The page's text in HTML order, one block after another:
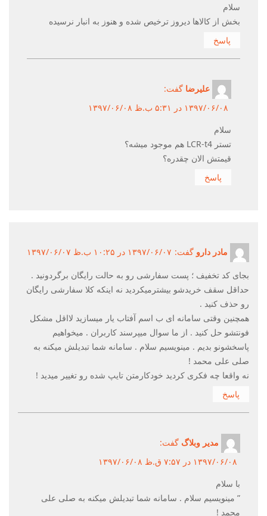
سلام
بخش از کالاها دیروز ترخیص شده و هنوز به انبار نرسیده
پاسخ
علیرضا گفت:
۱۳۹۷/۰۶/۰۸ در ۵:۳۱ ب.ظ ۱۳۹۷/۰۶/۰۸
سلام
تستر LCR-t4 هم موجود میشه؟
قیمتش الان چقدره؟
پاسخ
مادر دارو گفت: ۱۳۹۷/۰۶/۰۷ در ۱۰:۲۵ ب.ظ ۱۳۹۷/۰۶/۰۷
بجای کد تخفیف ؛ پست سفارشی رو به حالت رایگان برگردونید .
حداقل سقف خریدشو بیشتر‌میکردید نه اینکه کلا سفارشی رایگان
رو حذف کنید .
همچنین وقتی سامانه ای ب اسم آفتاب یار میسازید لااقل مشکل
فونتشو حل کنید . از ما سوال میپرسند کاربران . میخواهیم
پاسخشونو بدیم . مینویسیم سلام . سامانه شما تبدیلش میکنه به
صلی علی محمد !
نه واقعا چه فکری کردید خودکار‌متن تایپ شده رو تغییر میدید !
پاسخ
مدیر وبلاگ گفت:
۱۳۹۷/۰۶/۰۸ در ۷:۵۷ ق.ظ ۱۳۹۷/۰۶/۰۸
با سلام
” مینویسیم سلام . سامانه شما تبدیلش میکنه به صلی علی
محمد !